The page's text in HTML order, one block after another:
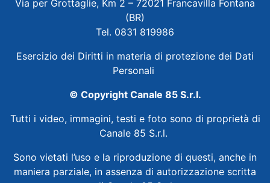
Via per Grottaglie, Km 2 – 72021 Francavilla Fontana
(BR)
Tel. 0831 819986
Esercizio dei Diritti in materia di protezione dei Dati
Personali
© Copyright Canale 85 S.r.l.
Tutti i video, immagini, testi e foto sono di proprietà di
Canale 85 S.r.l.
Sono vietati l’uso e la riproduzione di questi, anche in
maniera parziale, in assenza di autorizzazione scritta